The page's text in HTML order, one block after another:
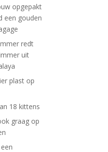
opgepakt
een gouden
redt
uit
plast op
18 kittens
graag op